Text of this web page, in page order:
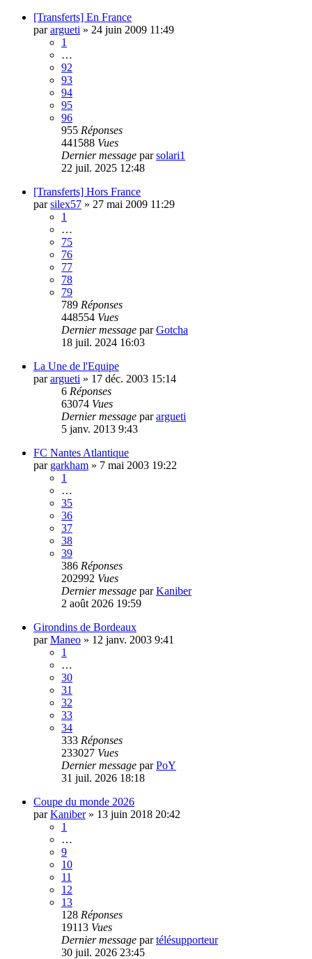
[Transferts] En France
parargueti » 24 juin 2009 11:49
1
…
92
93
94
95
96
955 Réponses
441588 Vues
Dernier message parsolari1
22 juil. 2025 12:48
[Transferts] Hors France
parsilex57 » 27 mai 2009 11:29
1
…
75
76
77
78
79
789 Réponses
448554 Vues
Dernier message parGotcha
18 juil. 2024 16:03
La Une de l'Equipe
parargueti » 17 déc. 2003 15:14
6 Réponses
63074 Vues
Dernier message parargueti
5 janv. 2013 9:43
FC Nantes Atlantique
par garkham » 7 mai 2003 19:22
1
…
35
36
37
38
39
386 Réponses
202992 Vues
Dernier message parKaniber
2 août 2026 19:59
Girondins de Bordeaux
parManeo » 12 janv. 2003 9:41
1
…
30
31
32
33
34
333 Réponses
233027 Vues
Dernier message parPoY
31 juil. 2026 18:18
Coupe du monde 2026
parKaniber» 13 juin 2018 20:42
1
…
9
10
11
12
13
128 Réponses
19113 Vues
Dernier message partélésupporteur
30 juil. 2026 23:45